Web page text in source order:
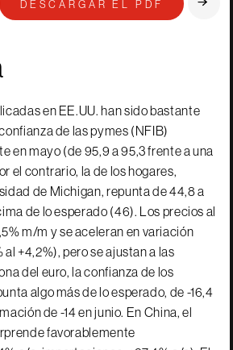
DESCARGAR EL PDF
en EE.UU. han sido bastante
de las pymes (NFIB)
en mayo (de 95,9 a 95,3 frente a una
el contrario, la de los hogares,
de Michigan, repunta de 44,8 a
de lo esperado (46). Los precios al
m/m y se aceleran en variación
+4,2%), pero se ajustan a las
del euro, la confianza de los
algo más de lo esperado, de -16,4
de -14 en junio. En China, el
favorablemente